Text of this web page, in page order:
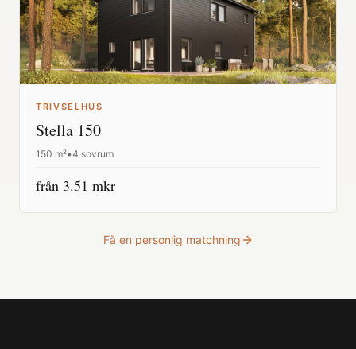
TRIVSELHUS
Stella 150
150 m²•4 sovrum
från 3.51 mkr
Få en personlig matchning